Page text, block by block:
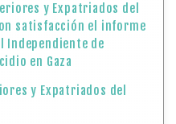
y Expatriados del
satisfacción el informe
Independiente de
en Gaza
y Expatriados del